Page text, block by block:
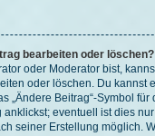
bearbeiten oder löschen?
oder Moderator bist,
oder löschen. Du kannst
„Ändere Beitrag“-Symbol für
eventuell ist dies
seiner Erstellung möglich.